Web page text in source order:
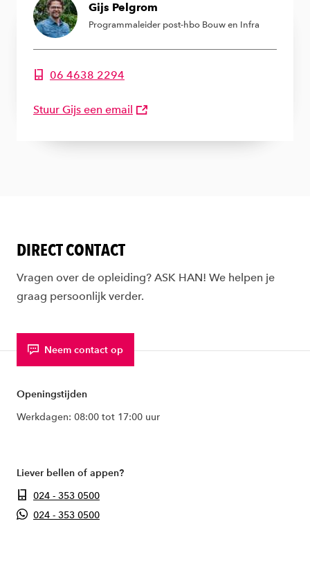
Gijs Pelgrom
Programmaleider post-hbo Bouw en Infra
06 4638 2294
Telefoonnummer van Gijs Pelgrom
Stuur Gijs een email
DIRECT CONTACT
Vragen over de opleiding? ASK HAN! We helpen je
graag persoonlijk verder.
Neem contact op
Openingstijden
Werkdagen: 08:00 tot 17:00 uur
Liever bellen of appen?
024 - 353 0500
024 - 353 0500